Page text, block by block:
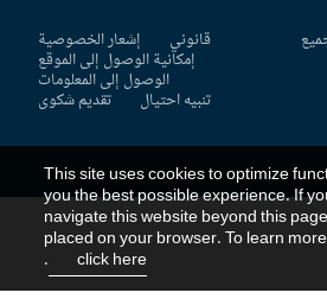
قانوني إشعار الخصوصية
إمكانية الوصول إلى الموقع
الوصول إلى المعلومات
تنبيه احتيال تقديم شكوى
This site uses cookies to optimize
you the best possible experience.
navigate this website beyond this
placed on your browser. To learn
click here